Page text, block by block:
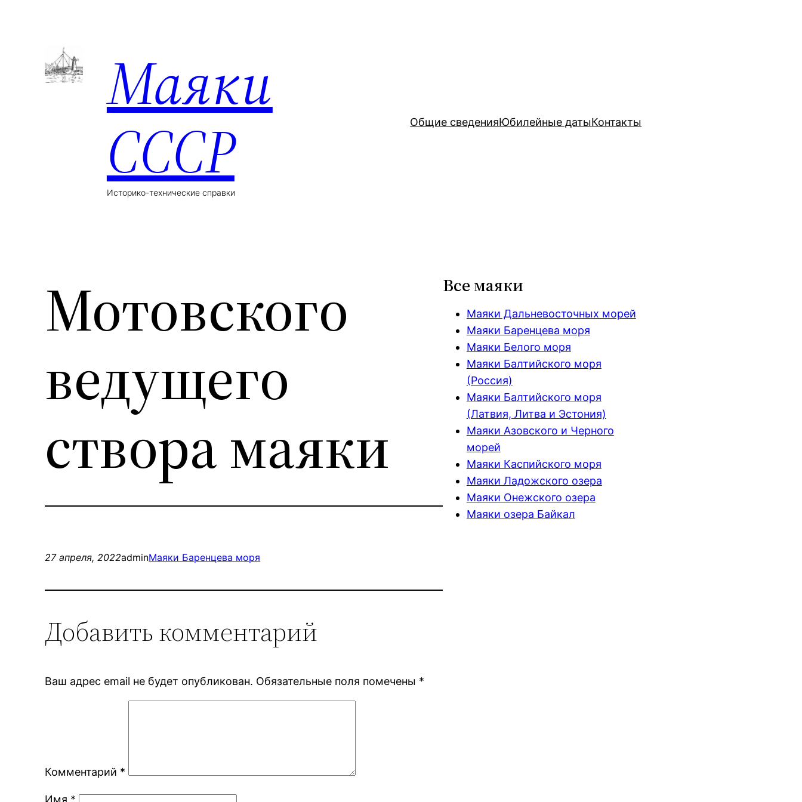
Маяки
СССР
Историко-технические справки
Общие сведенияЮбилейные датыКонтакты
Мотовского
ведущего
створа маяки
27 апреля, 2022adminМаяки Баренцева моря
Добавить комментарий
Ваш адрес email не будет опубликован. Обязательные поля помечены *
Комментарий *
Имя *
Все маяки
Маяки Дальневосточных морей
Маяки Баренцева моря
Маяки Белого моря
Маяки Балтийского моря
(Россия)
Маяки Балтийского моря
(Латвия, Литва и Эстония)
Маяки Азовского и Черного
морей
Маяки Каспийского моря
Маяки Ладожского озера
Маяки Онежского озера
Маяки озера Байкал